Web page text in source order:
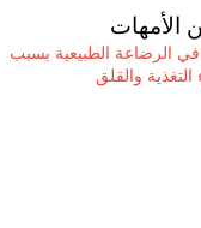
الأمهات
الرضاعة الطبيعية بسبب
والقلق